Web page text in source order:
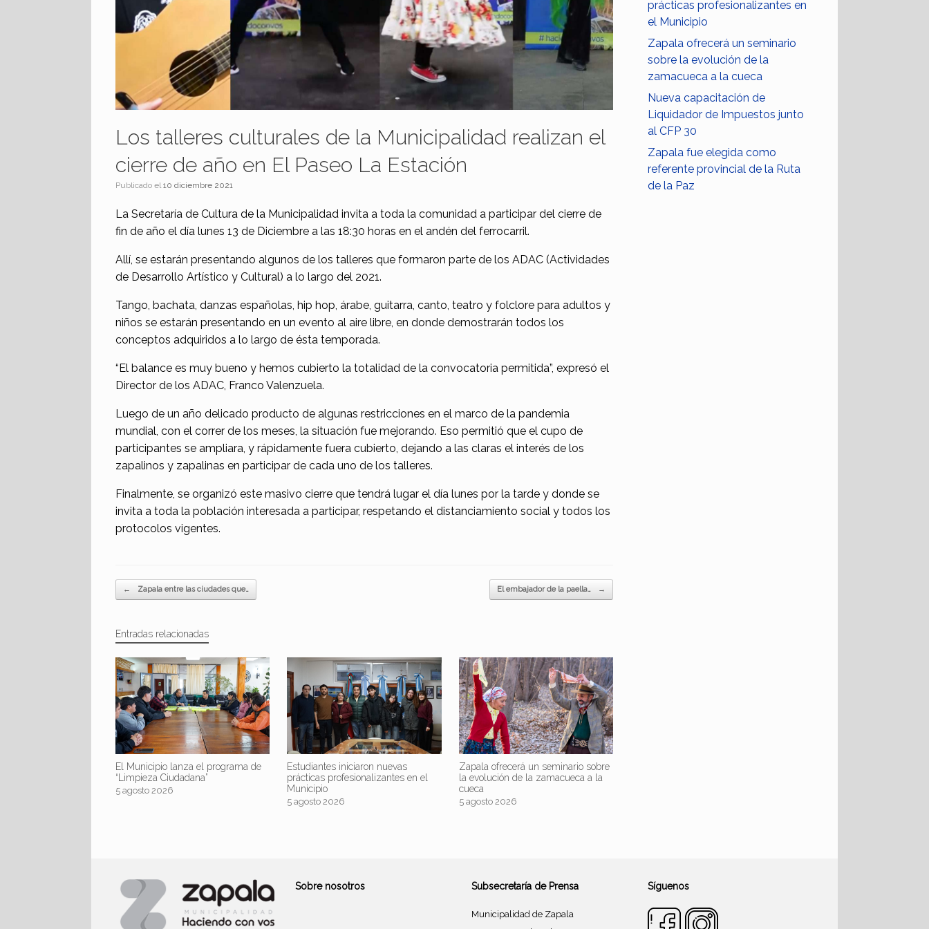
Los talleres culturales de la Municipalidad realizan el
cierre de año en El Paseo La Estación
Publicado el10 diciembre 2021
La Secretaría de Cultura de la Municipalidad invita a toda la comunidad a participar del cierre de
fin de año el día lunes 13 de Diciembre a las 18:30 horas en el andén del ferrocarril.
Allí, se estarán presentando algunos de los talleres que formaron parte de los ADAC (Actividades
de Desarrollo Artístico y Cultural) a lo largo del 2021.
Tango, bachata, danzas españolas, hip hop, árabe, guitarra, canto, teatro y folclore para adultos y
niños se estarán presentando en un evento al aire libre, en donde demostrarán todos los
conceptos adquiridos a lo largo de ésta temporada.
“El balance es muy bueno y hemos cubierto la totalidad de la convocatoria permitida”, expresó el
Director de los ADAC, Franco Valenzuela.
Luego de un año delicado producto de algunas restricciones en el marco de la pandemia
mundial, con el correr de los meses, la situación fue mejorando. Eso permitió que el cupo de
participantes se ampliara, y rápidamente fuera cubierto, dejando a las claras el interés de los
zapalinos y zapalinas en participar de cada uno de los talleres.
Finalmente, se organizó este masivo cierre que tendrá lugar el día lunes por la tarde y donde se
invita a toda la población interesada a participar, respetando el distanciamiento social y todos los
protocolos vigentes.
Navegador de artículos
← Zapala entre las ciudades que… El embajador de la paella… →
Entradas relacionadas
El Municipio lanza el programa de
“Limpieza Ciudadana”
5 agosto 2026
Estudiantes iniciaron nuevas
prácticas profesionalizantes en el
Municipio
5 agosto 2026
Zapala ofrecerá un seminario sobre
la evolución de la zamacueca a la
cueca
5 agosto 2026
prácticas profesionalizantes en
el Municipio
Zapala ofrecerá un seminario
sobre la evolución de la
zamacueca a la cueca
Nueva capacitación de
Liquidador de Impuestos junto
al CFP 30
Zapala fue elegida como
referente provincial de la Ruta
de la Paz
Sobre nosotros Subsecretaría de Prensa
Municipalidad de Zapala
Síguenos